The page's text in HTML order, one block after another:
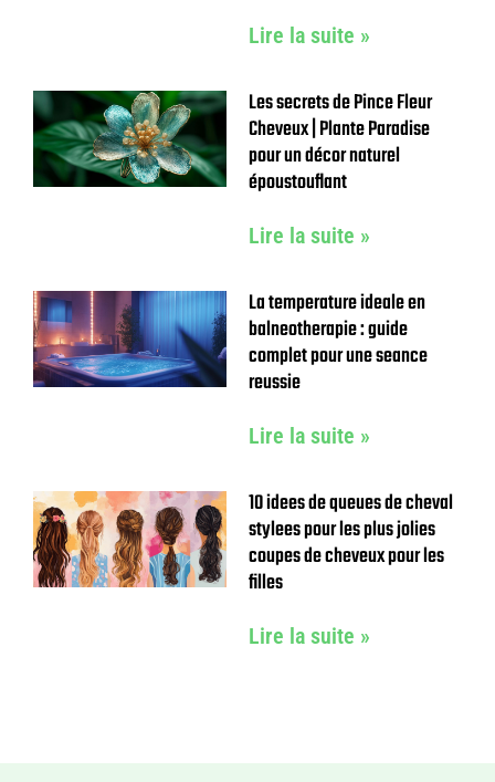
Lire la suite »
Les secrets de Pince Fleur
Cheveux | Plante Paradise
pour un décor naturel
époustouflant
Lire la suite »
La temperature ideale en
balneotherapie : guide
complet pour une seance
reussie
Lire la suite »
10 idees de queues de cheval
stylees pour les plus jolies
coupes de cheveux pour les
filles
Lire la suite »